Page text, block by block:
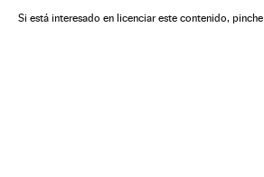
Corrupção Delitos fiscais América do Sul
Si está interesado en licenciar este contenido, pinche